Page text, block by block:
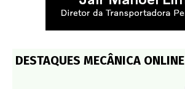
DESTAQUES MECÂNICA ONLINE